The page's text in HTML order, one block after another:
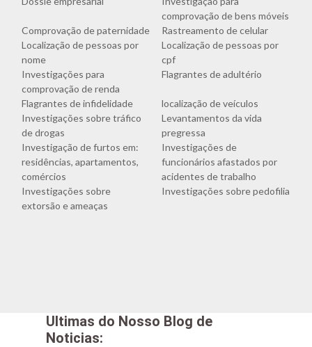
comprovação de bens móveis
Comprovação de paternidade
Rastreamento de celular
Localização de pessoas por
nome
Localização de pessoas por
cpf
Investigações para
comprovação de renda
Flagrantes de adultério
Flagrantes de infidelidade
localização de veículos
Investigações sobre tráfico
de drogas
Levantamentos da vida
pregressa
Investigação de furtos em:
residências, apartamentos,
comércios
Investigações de
funcionários afastados por
acidentes de trabalho
Investigações sobre
extorsão e ameaças
Investigações sobre pedofilia
Ultimas do Nosso Blog de
Noticias: